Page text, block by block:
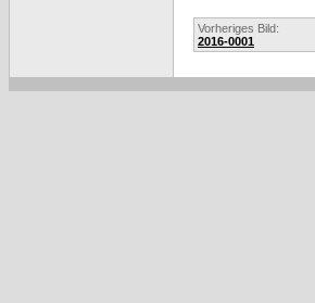
Vorheriges Bild:
2016-0001